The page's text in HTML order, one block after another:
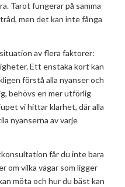
Tarot fungerar på samma
men det kan inte fånga
av flera faktorer:
Ett enstaka kort kan
förstå alla nyanser och
behövs en mer utförlig
vi hittar klarhet, där alla
nyanserna av varje
får du inte bara
om vilka vägar som ligger
möta och hur du bäst kan